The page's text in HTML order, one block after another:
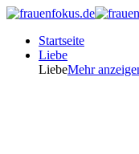
Startseite
Liebe
LiebeMehr